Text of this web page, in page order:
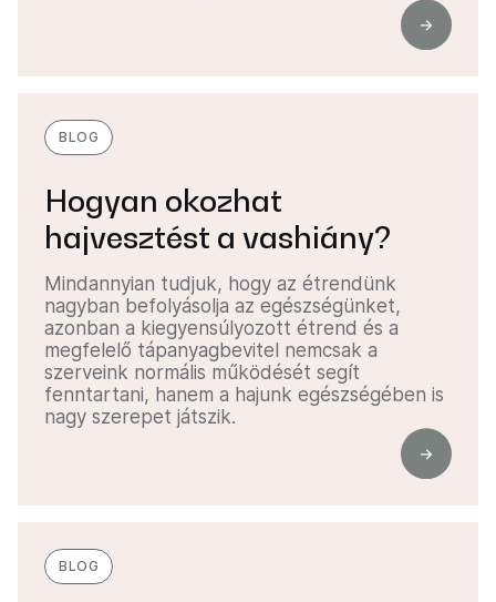
BLOG
Hogyan okozhat
hajvesztést a vashiány?
Mindannyian tudjuk, hogy az étrendünk
nagyban befolyásolja az egészségünket,
azonban a kiegyensúlyozott étrend és a
megfelelő tápanyagbevitel nemcsak a
szerveink normális működését segít
fenntartani, hanem a hajunk egészségében is
nagy szerepet játszik.
BLOG